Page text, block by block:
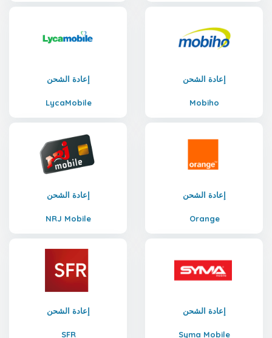
إعادة الشحن
LycaMobile
إعادة الشحن
Mobiho
إعادة الشحن
NRJ Mobile
إعادة الشحن
Orange
إعادة الشحن
SFR
إعادة الشحن
Syma Mobile